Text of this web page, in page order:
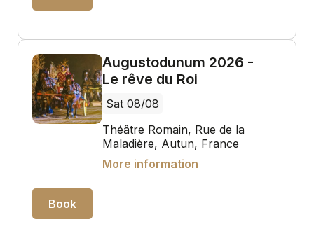
Augustodunum 2026 -
Le rêve du Roi
Sat 08/08
Théâtre Romain, Rue de la
Maladière, Autun, France
More information
Book